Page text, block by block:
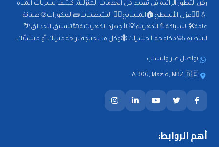
ركن التطور الرائدة في تقديم كل الخدمات المنزلية، كشف تسربات المياه
💧🕵️‍♂️عزل الأسطح🏠المسابح🏊‍♂️ التشطيبات🧱الديكورات🎨صيانة
عامة🛠️السباكة🚿الكهرباء💡الأجهزة الكهربائية🔌تنسيق الحدائق🌴
التنظيف🧼مكافحة الحشرات🐜وكل ما تحتاجه لراحة منزلك أو منشأتك.
تواصل عبر واتساب
A 306, Mazid, MBZ 🇦🇪
أهم الروابط: